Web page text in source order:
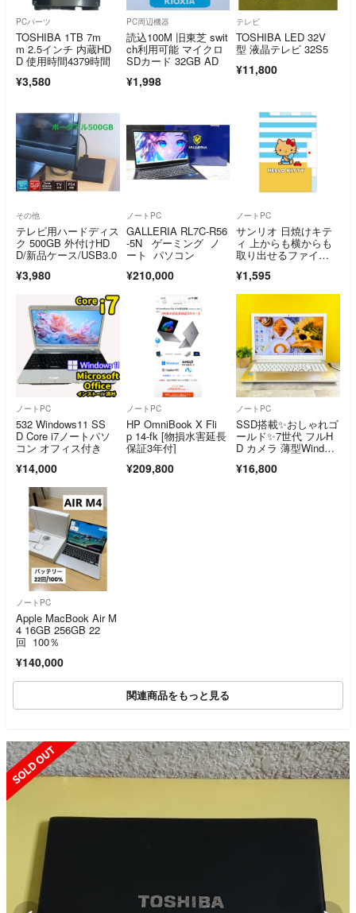
PCパーツ
TOSHIBA 1TB 7m
m 2.5インチ 内蔵HD
D 使用時間4379時間
¥3,580
PC周辺機器
読込100M 旧東芝 swit
ch利用可能 マイクロ
SDカード 32GB AD
¥1,998
テレビ
TOSHIBA LED 32V
型 液晶テレビ 32S5
¥11,800
その他
テレビ用ハードディス
ク 500GB 外付けHD
D/新品ケース/USB3.0
¥3,980
ノートPC
GALLERIA RL7C-R56
-5N ゲーミング ノ
ート パソコン
¥210,000
ノートPC
サンリオ 日焼けキテ
ィ 上からも横からも
取り出せるファイ
¥1,595
ノートPC
532 Windows11 SS
D Core i7ノートパソ
コン オフィス付き
¥14,000
ノートPC
HP OmniBook X Fli
p 14-fk [物損水害延長
保証3年付]
¥209,800
ノートPC
SSD搭載✨おしゃれゴ
ールド✨7世代 フルH
D カメラ 薄型Window
¥16,800
ノートPC
Apple MacBook Air M
4 16GB 256GB 22
回 100％
¥140,000
関連商品をもっと見る
SOLD OUT